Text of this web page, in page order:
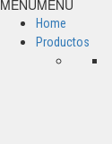
Primary
Menu
MENUMENU
Home
Productos